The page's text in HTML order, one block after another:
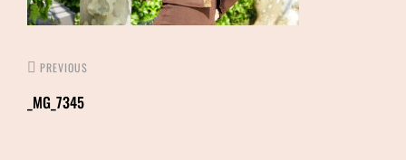
PREVIOUS
_MG_7345